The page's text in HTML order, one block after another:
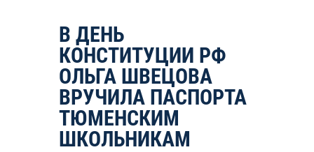
В ДЕНЬ
КОНСТИТУЦИИ РФ
ОЛЬГА ШВЕЦОВА
ВРУЧИЛА ПАСПОРТА
ТЮМЕНСКИМ
ШКОЛЬНИКАМ